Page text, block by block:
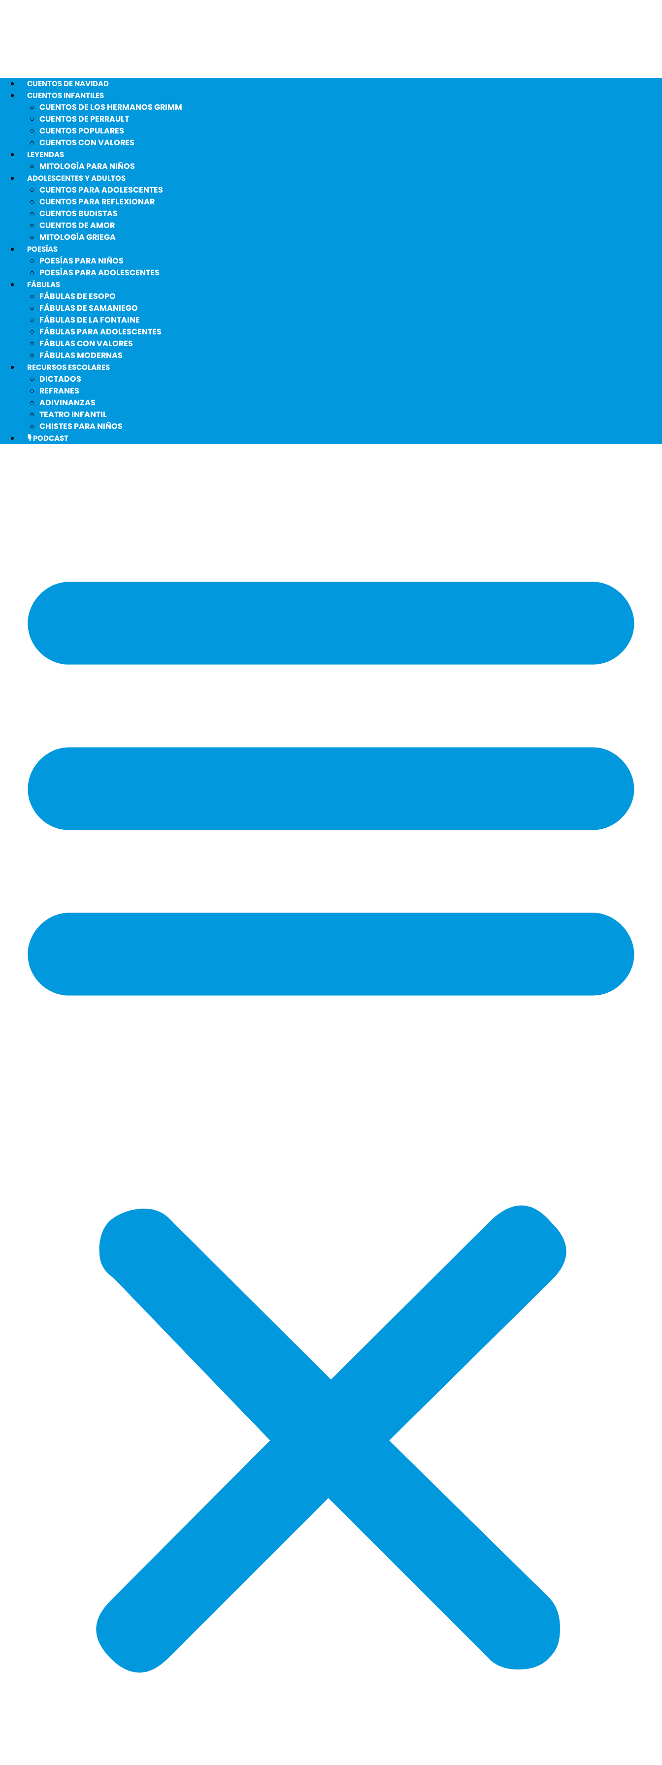
CUENTOS DE NAVIDAD
CUENTOS INFANTILES
CUENTOS DE LOS HERMANOS GRIMM
CUENTOS DE PERRAULT
CUENTOS POPULARES
CUENTOS CON VALORES
LEYENDAS
MITOLOGÍA PARA NIÑOS
ADOLESCENTES Y ADULTOS
CUENTOS PARA ADOLESCENTES
CUENTOS PARA REFLEXIONAR
CUENTOS BUDISTAS
CUENTOS DE AMOR
MITOLOGÍA GRIEGA
POESÍAS
POESÍAS PARA NIÑOS
POESÍAS PARA ADOLESCENTES
FÁBULAS
FÁBULAS DE ESOPO
FÁBULAS DE SAMANIEGO
FÁBULAS DE LA FONTAINE
FÁBULAS PARA ADOLESCENTES
FÁBULAS CON VALORES
FÁBULAS MODERNAS
RECURSOS ESCOLARES
DICTADOS
REFRANES
ADIVINANZAS
TEATRO INFANTIL
CHISTES PARA NIÑOS
🎙️ PODCAST